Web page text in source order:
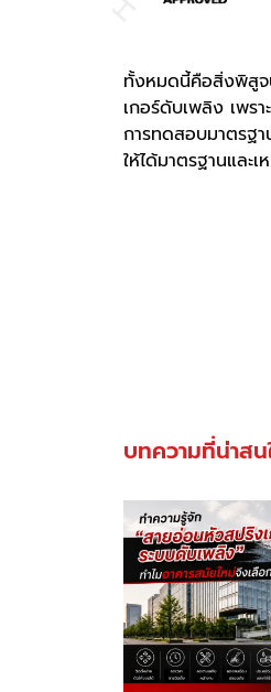
ทั้งหมดนี้คือสิ่งพิสูจ
เกอร์ดับเพลิง เพ
การทดสอบมาตรฐ
ให้ได้มาตรฐานและ
บทความที่น่าสน